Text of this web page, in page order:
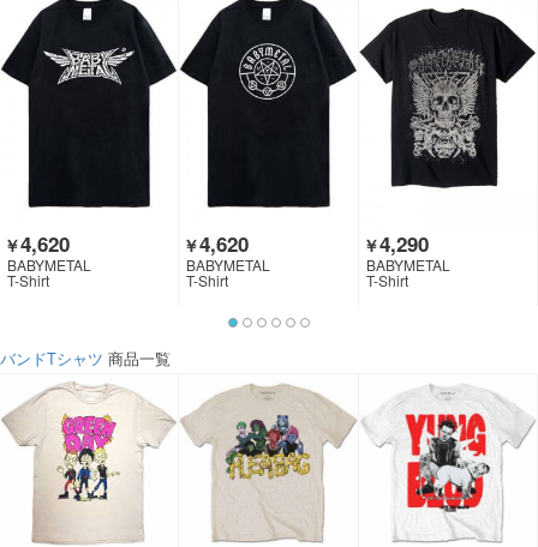
￥4,620
BABYMETAL
T-Shirt
￥4,620
BABYMETAL
T-Shirt
￥4,290
BABYMETAL
T-Shirt
バンドTシャツ 商品一覧